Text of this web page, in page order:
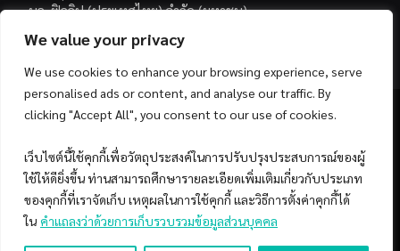
We value your privacy
We use cookies to enhance your browsing experience, serve
personalised ads or content, and analyse our traffic. By
clicking "Accept All", you consent to our use of cookies.
เว็บไซต์นี้ใช้คุกกี้เพื่อวัตถุประสงค์ในการปรับปรุงประสบการณ์ของผู้
ใช้ให้ดียิ่งขึ้น ท่านสามารถศึกษารายละเอียดเพิ่มเติมเกี่ยวกับประเภท
ของคุกกี้ที่เราจัดเก็บ เหตุผลในการใช้คุกกี้ และวิธีการตั้งค่าคุกกี้ได้
ใน คำแถลงว่าด้วยการเก็บรวบรวมข้อมูลส่วนบุคคล
– บล. ฟิลลิป (ประเทศไทย) จำกัด (มหาชน)
FacebookYouTube
© 2026 Copyright by SiamQuant.